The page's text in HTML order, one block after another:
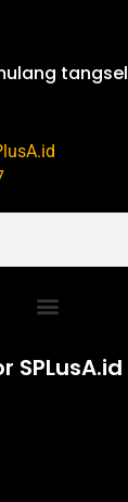
tangsel
SPLusA.id